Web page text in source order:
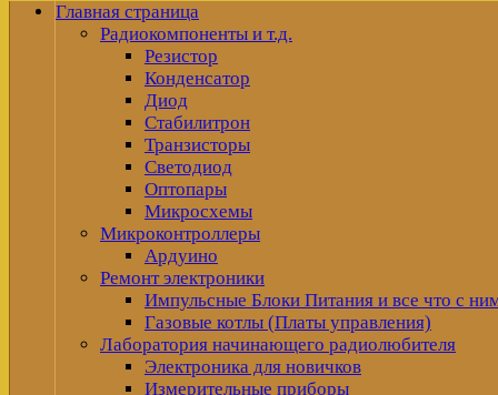
Главная страница
Радиокомпоненты и т.д.
Резистор
Конденсатор
Диод
Стабилитрон
Транзисторы
Светодиод
Оптопары
Микросхемы
Микроконтроллеры
Ардуино
Ремонт электроники
Импульсные Блоки Питания и все что с
Газовые котлы (Платы управления)
Лаборатория начинающего радиолюбителя
Электроника для новичков
Измерительные приборы